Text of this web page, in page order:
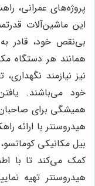
پروژه‌های عمرانی،
این ماشین‌آلات
بی‌نقص خود، قادر
همانند هر دستگاه
نیز نیازمند
خود می‌باشند.
همیشگی برای
هیدروسنتر با ارائه
بیل مکانیکی
کمک می‌کند تا با
هیدروسنتر تهیه